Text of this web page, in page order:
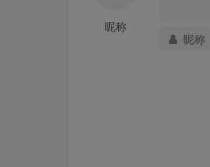
昵称
昵称